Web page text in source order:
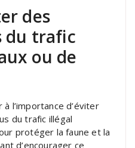
des
du trafic
ou de
l’importance d’éviter
du trafic illégal
protéger la faune et la
d’encourager ce